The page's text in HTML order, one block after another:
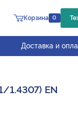
Корзина 0
Доставка и
1.4307) EN